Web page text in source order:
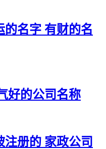
的名字 有财的名
好的公司名称
册的 家政公司